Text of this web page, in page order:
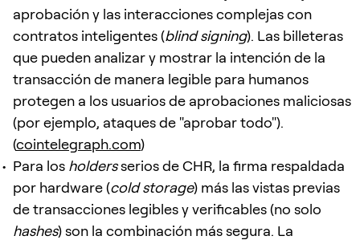
aprobación y las interacciones complejas con
contratos inteligentes (blind signing). Las billeteras
que pueden analizar y mostrar la intención de la
transacción de manera legible para humanos
protegen a los usuarios de aprobaciones maliciosas
(por ejemplo, ataques de "aprobar todo").
(cointelegraph.com)
Para los holdersserios de CHR, la firma respaldada
por hardware (cold storage) más las vistas previas
de transacciones legibles y verificables (no solo
hashes) son la combinación más segura. La